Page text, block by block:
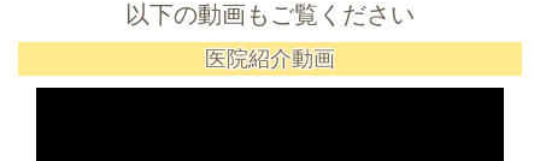
以下の動画もご覧ください
医院紹介動画